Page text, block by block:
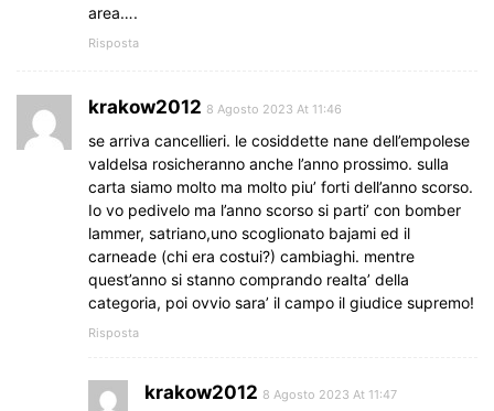
area….
Risposta
krakow2012 8 Agosto 2023 At 11:46
se arriva cancellieri. le cosiddette nane dell’empolese
valdelsa rosicheranno anche l’anno prossimo. sulla
carta siamo molto ma molto piu’ forti dell’anno scorso.
Io vo pedivelo ma l’anno scorso si parti’ con bomber
lammer, satriano,uno scoglionato bajami ed il
carneade (chi era costui?) cambiaghi. mentre
quest’anno si stanno comprando realta’ della
categoria, poi ovvio sara’ il campo il giudice supremo!
Risposta
krakow2012 8 Agosto 2023 At 11:47